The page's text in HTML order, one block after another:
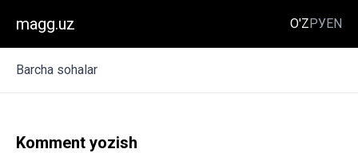
magg.uz O'ZРУEN
Barcha sohalar
Komment yozish